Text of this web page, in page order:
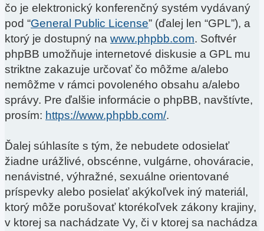
čo je elektronický konferenčný systém vydávaný
pod “General Public License” (ďalej len “GPL”), a
ktorý je dostupný na www.phpbb.com. Softvér
phpBB umožňuje internetové diskusie a GPL mu
striktne zakazuje určovať čo môžme a/alebo
nemôžme v rámci povoleného obsahu a/alebo
správy. Pre ďalšie informácie o phpBB, navštívte,
prosím: https://www.phpbb.com/.
Ďalej súhlasíte s tým, že nebudete odosielať
žiadne urážlivé, obscénne, vulgárne, ohováracie,
nenávistné, výhražné, sexuálne orientované
príspevky alebo posielať akýkoľvek iný materiál,
ktorý môže porušovať ktorékoľvek zákony krajiny,
v ktorej sa nachádzate Vy, či v ktorej sa nachádza